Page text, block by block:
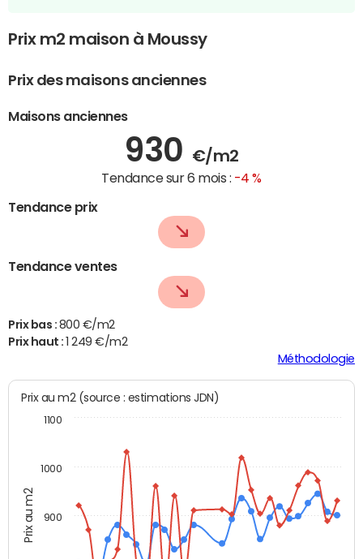
Prix m2 maison à Moussy
Prix des maisons anciennes
Maisons anciennes
930 €/m2
Tendance sur 6 mois : -4 %
Tendance prix
Tendance ventes
Prix bas : 800 €/m2
Prix haut :
1 249 €/m2
Méthodologie
Prix au m2
Prix au m2 (source : estimations JDN)
900
1000
1100